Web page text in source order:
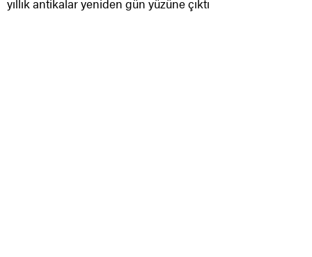
yıllık antikalar yeniden gün yüzüne çıktı